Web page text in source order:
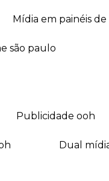
mídia em painéis
são paulo
publicidade ooh
dual